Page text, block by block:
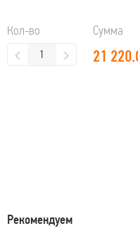
Кол-во Сумма
21
Рекомендуем